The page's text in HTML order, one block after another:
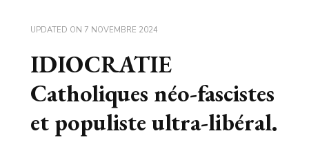
UPDATED ON 7 NOVEMBRE 2024
IDIOCRATIE
Catholiques néo-fascistes
et populiste ultra-libéral.